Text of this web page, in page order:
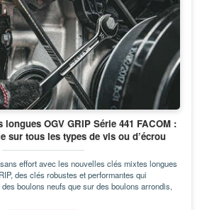
OGV GRIP Série 441 FACOM :
sur tous les types de vis ou d’écrou
effort avec les nouvelles clés mixtes longues
des clés robustes et performantes qui
boulons neufs que sur des boulons arrondis,